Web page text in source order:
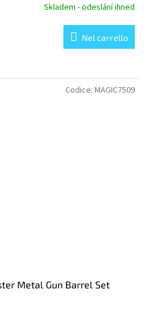
Skladem - odeslání ihned
Nel carrello
Metal Gun Barrel Set
Codice: MAGIC7509